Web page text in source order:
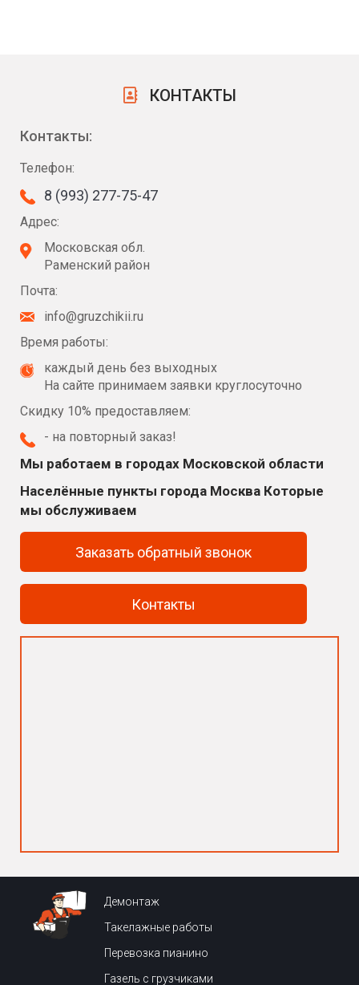
КОНТАКТЫ
Контакты:
Телефон:
8 (993) 277-75-47
Адрес:
Московская обл.
Раменский район
Почта:
info@gruzchikii.ru
Время работы:
каждый день без выходных
На сайте принимаем заявки круглосуточно
Скидку 10% предоставляем:
- на повторный заказ!
Мы работаем в городах Московской области
Населённые пункты города Москва Которые
мы обслуживаем
Заказать обратный звонок
Контакты
Демонтаж
Такелажные работы
Перевозка пианино
Газель с грузчиками